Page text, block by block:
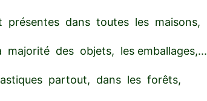
présentes dans toutes les maisons,
des objets, les emballages,...
partout, dans les forêts,